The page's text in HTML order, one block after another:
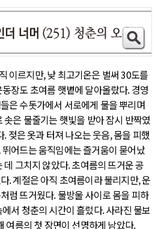
이르지만, 낮 최고기온은 벌써 30도를
장도 초여름 햇볕에 달아올랐다. 경영
은 수돗가에서 서로에게 물을 뿌리며
솟은 물줄기는 햇빛을 받아 잠시 반짝였
젖은 옷과 터져 나오는 웃음, 몸을 피했
어드는 움직임에는 즐거움이 묻어났
그치지 않았다. 초여름의 뜨거운 공
. 계절은 아직 초여름이라 불리지만, 운
럼 뜨거웠다. 물방울 사이로 몸을 피하
서 청춘의 시간이 흘렀다. 사라진 물보
여름의 첫 장면이 선명하게 남았다.